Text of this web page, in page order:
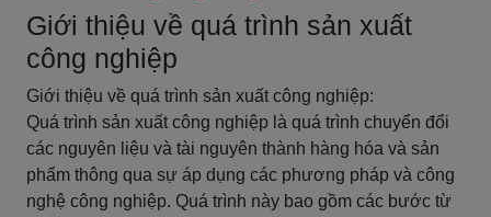
Giới thiệu về quá trình sản xuất
công nghiệp
Giới thiệu về quá trình sản xuất công nghiệp:
Quá trình sản xuất công nghiệp là quá trình chuyển đổi
các nguyên liệu và tài nguyên thành hàng hóa và sản
phẩm thông qua sự áp dụng các phương pháp và công
nghệ công nghiệp. Quá trình này bao gồm các bước từ